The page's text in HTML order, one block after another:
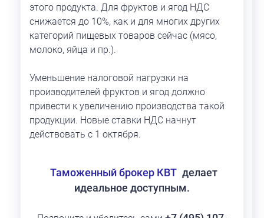
этого продукта. Для фруктов и ягод НДС
снижается до 10%, как и для многих других
категорий пищевых товаров сейчас (мясо,
молоко, яйца и пр.).
Уменьшение налоговой нагрузки на
производителей фруктов и ягод должно
привести к увеличению производства такой
продукции. Новые ставки НДС начнут
действовать с 1 октября.
Таможенный брокер КВТ делает
идеальное доступным.